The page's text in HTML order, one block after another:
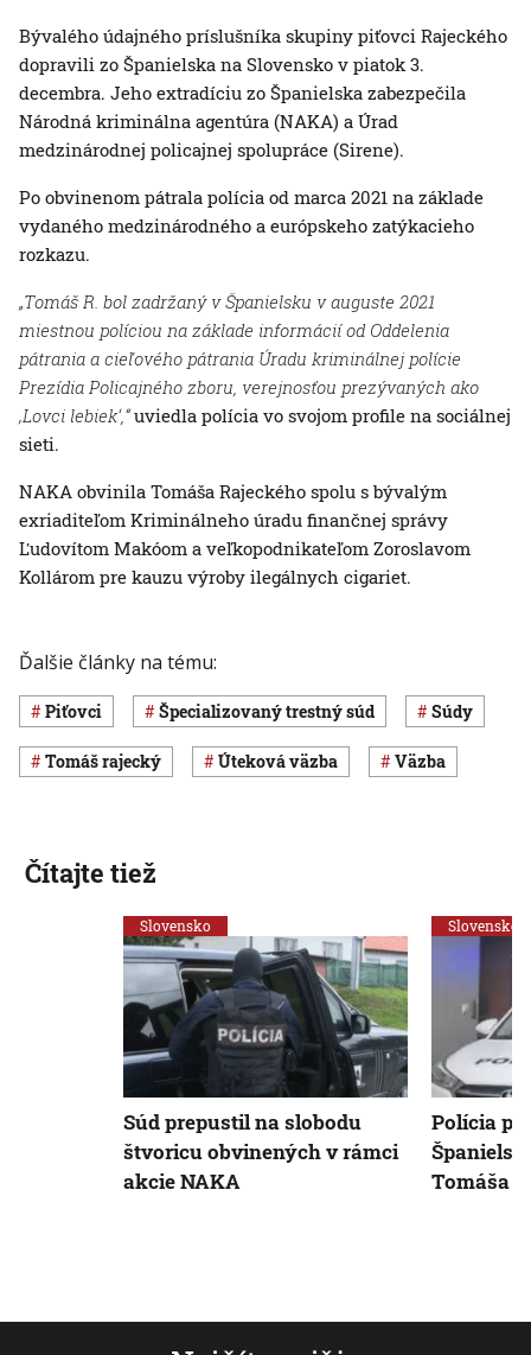
Bývalého údajného príslušníka skupiny piťovci Rajeckého
dopravili zo Španielska na Slovensko v piatok 3.
decembra. Jeho extradíciu zo Španielska zabezpečila
Národná kriminálna agentúra (NAKA) a Úrad
medzinárodnej policajnej spolupráce (Sirene).
Po obvinenom pátrala polícia od marca 2021 na základe
vydaného medzinárodného a európskeho zatýkacieho
rozkazu.
„Tomáš R. bol zadržaný v Španielsku v auguste 2021
miestnou políciou na základe informácií od Oddelenia
pátrania a cieľového pátrania Úradu kriminálnej polície
Prezídia Policajného zboru, verejnosťou prezývaných ako
‚Lovci lebiek‘,“uviedla polícia vo svojom profile na sociálnej
sieti.
NAKA obvinila Tomáša Rajeckého spolu s bývalým
exriaditeľom Kriminálneho úradu finančnej správy
Ľudovítom Makóom a veľkopodnikateľom Zoroslavom
Kollárom pre kauzu výroby ilegálnych cigariet.
Ďalšie články na tému:
Piťovci Špecializovaný trestný súd súdy
tomáš rajecký úteková väzba väzba
Čítajte tiež
Slovensko
Súd prepustil na slobodu
štvoricu obvinených v rámci
akcie NAKA
Slovensko
Polícia
Tomáša